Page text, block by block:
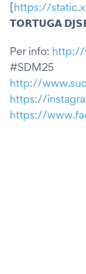
[https://
𝗧𝗢𝗥𝗧𝗨𝗚𝗔
Per info: http://
#SDM25
http://
https://
https://